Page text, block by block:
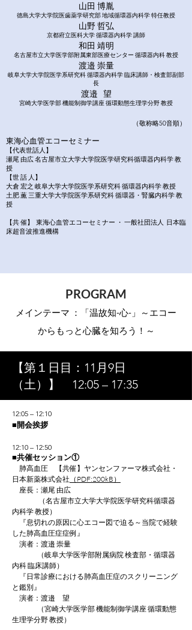
山田 博胤
徳島大学大学院医歯薬学研究部 地域循環器内科学 特任教授
山野 哲弘
京都府立医科大学 循環器内科学 講師
和田 靖明
名古屋市立大学医学部附属東部医療センター 循環器内科 教授
渡邉 崇量
岐阜大学大学院医学系研究科 循環器内科学 臨床講師・検査部副部
長
渡邉 望
宮崎大学医学部 機能制御学講座 循環動態生理学分野 教授
（敬称略50音順）
東海心血管エコーセミナー
【代表世話人】
瀬尾 由広名古屋市立大学大学院医学研究科循環器内科学 教
授
【世 話 人】
大倉 宏之 岐阜大学大学院医学系研究科 循環器内科学 教授
土肥 薫 三重大学大学院医学系研究科 循環器・腎臓内科学 教
授
【共 催】 東海心血管エコーセミナー ・ 一般社団法人 日本臨
床超音波推進機構
PROGRAM
メ インテーマ ：「温故知-心-」～エコー
からもっと心臓を知ろう！～
【第１日目：11月9日
（土）】 12:05 – 17:35
12:05 – 12:10
■開会挨拶
12:10 – 12:50
■共催セッション①
肺高血圧 【共催】ヤンセンファーマ株式会社・
日本新薬株式会社 （PDF:200kB）
座長：瀬尾 由広
（名古屋市立大学大学院医学研究科循環器
内科学 教授）
『息切れの原因に心エコー図で迫る～当院で経験
した肺高血圧症症例』
演者：渡邉 崇量
（岐阜大学医学部附属病院 検査部・循環器
内科 臨床講師）
『日常診療における肺高血圧症のスクリーニング
と鑑別』
演者：渡邉 望
（宮崎大学医学部 機能制御学講座 循環動態
生理学分野 教授）